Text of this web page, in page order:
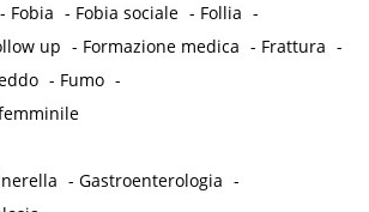
- Fobia - Fobia sociale - Follia -
up - Formazione medica - Frattura -
- Fumo -
-Gastroenterologia -